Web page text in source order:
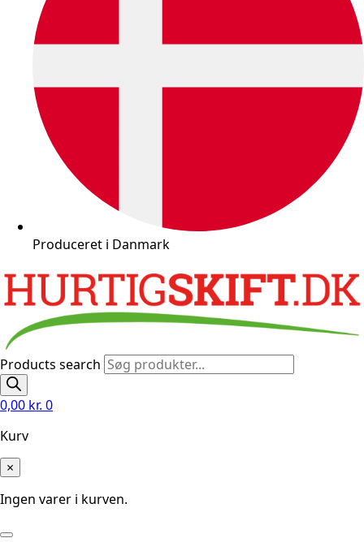
Produceret i Danmark
Products search
0,00 kr. 0
Kurv
×
Ingen varer i kurven.